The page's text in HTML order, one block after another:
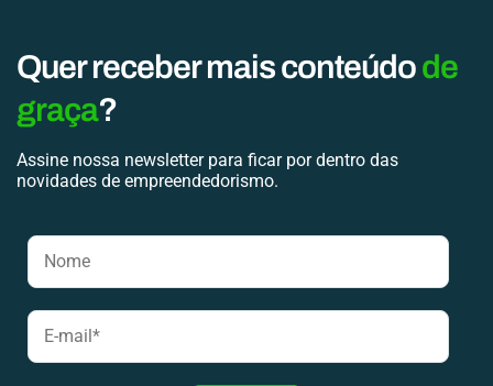
Quer receber mais conteúdode
graça?
Assine nossa newsletter para ficar por dentro das
novidades de empreendedorismo.